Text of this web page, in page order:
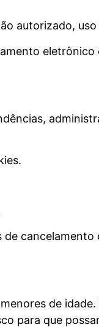
autorizado,
eletrônico
cancelamento
de
para que